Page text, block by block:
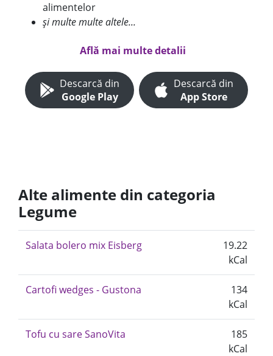
alimentelor
și multe multe altele...
Află mai multe detalii
Descarcă din
Google Play
Descarcă din
App Store
Alte alimente din categoria
Legume
Salata bolero mix Eisberg
19.22
kCal
Cartofi wedges - Gustona
134
kCal
Tofu cu sare SanoVita
185
kCal